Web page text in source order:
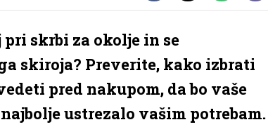
skrbi za okolje in se
skiroja? Preverite, kako izbrati
pred nakupom, da bo vaše
ustrezalo vašim potrebam.